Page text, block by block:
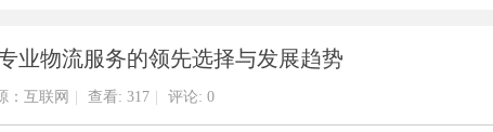
业物流服务的领先选择与发展趋势
：互联网 查看: 317 评论: 0